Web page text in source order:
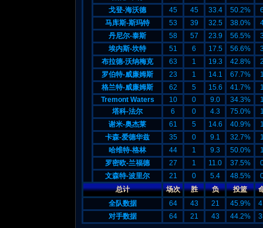
戈登-海沃德
45 45 33.4 50.2%
马库斯-斯玛特
53 39 32.5 38.0%
丹尼尔-泰斯
58 57 23.9 56.5%
埃内斯-坎特
51 6 17.5 56.6%
布拉德-沃纳梅克
63 1 19.3 42.8%
罗伯特-威廉姆斯
23 1 14.1 67.7%
格兰特-威廉姆斯
62 5 15.6 41.7%
Tremont Waters
10 0 9.0 34.3%
塔科-法尔
6 0 4.3 75.0%
谢米-奥杰莱
61 5 14.6 40.9%
卡森-爱德华兹
35 0 9.1 32.7%
哈维特-格林
44 1 9.3 50.0%
罗密欧-兰福德
27 1 11.0 37.5%
文森特-波里尔
21 0 5.4 48.5%
总计
场次 胜 负 投篮
全队数据
64 43 21 45.9%
对手数据
64 21 43 44.2%